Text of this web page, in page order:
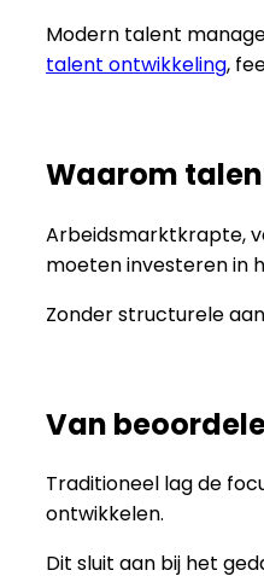
Modern talent
talent ontwikkeling,
Waarom
Arbeidsmarktkrapte,
moeten investeren in
Zonder structurele
Van
Traditioneel lag de
ontwikkelen.
Dit sluit aan bij het